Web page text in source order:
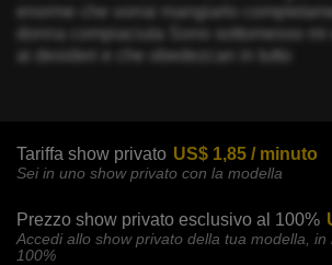
enorme che vorrai mangiarlo
donna compiaciuta Sono sottomesso
ai desideri e che obedezcan in tutto
Tariffa show privato US$ 1,85 / minuto
Sei in uno show privato con la modella
Prezzo show privato esclusivo al 100%
Accedi allo show privato della tua modella,
100%